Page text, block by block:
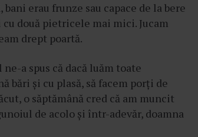
erau frunze sau capace de la bere
două pietricele mai mici. Jucam
drept poartă.
a spus că dacă luăm toate
bări și cu plasă, să facem porți de
o săptămână cred că am muncit
de acolo și într-adevăr, doamna